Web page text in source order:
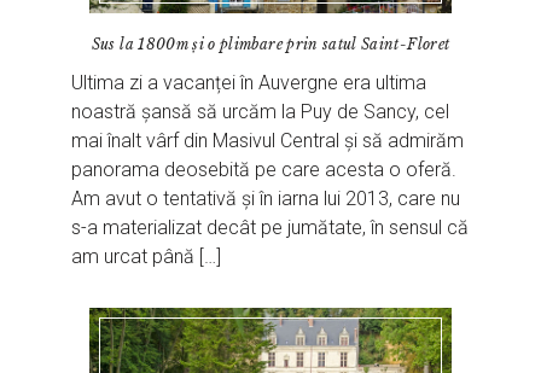
Sus la 1800m și o plimbare prin satul Saint-Floret
Ultima zi a vacanței în Auvergne era ultima
noastră șansă să urcăm la Puy de Sancy, cel
mai înalt vârf din Masivul Central și să admirăm
panorama deosebită pe care acesta o oferă.
Am avut o tentativă și în iarna lui 2013, care nu
s-a materializat decât pe jumătate, în sensul că
am urcat până […]